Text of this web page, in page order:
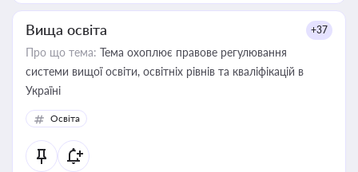
Вища освіта +37
Про що тема: Тема охоплює правове регулювання
системи вищої освіти, освітніх рівнів та кваліфікацій в
Україні
Освіта